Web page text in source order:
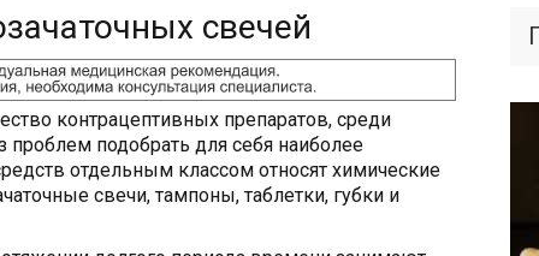
ЦЕНЫ
свечей
контрацептивных препаратов, среди
подобрать для себя наиболее
отдельным классом относят химические
свечи, тампоны, таблетки, губки и